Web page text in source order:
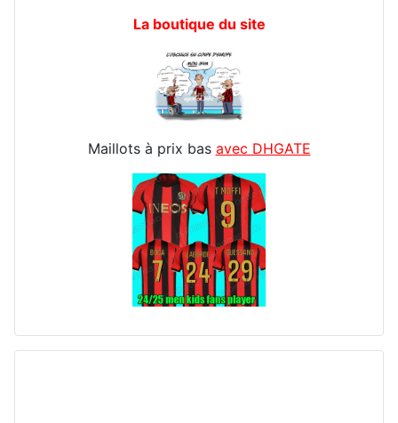
La boutique du site
Maillots à prix bas avec DHGATE